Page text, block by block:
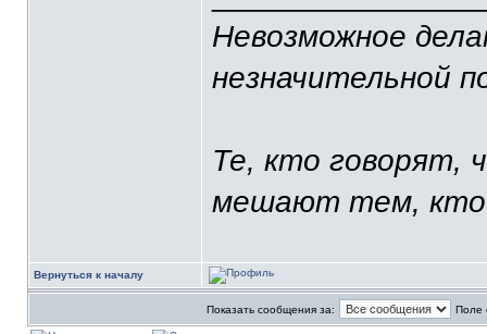
Невозможное
незначительной
Те, кто говорят,
мешают тем, кто
Вернуться к началу
Показать сообщения за: Поле